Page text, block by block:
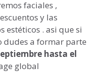
faciales ,
y las
estéticos . asi que si
dudes a formar parte
hasta el
global